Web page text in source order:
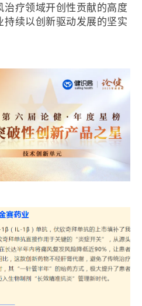
疗领域开创性贡献的高度
续以创新驱动发展的坚实